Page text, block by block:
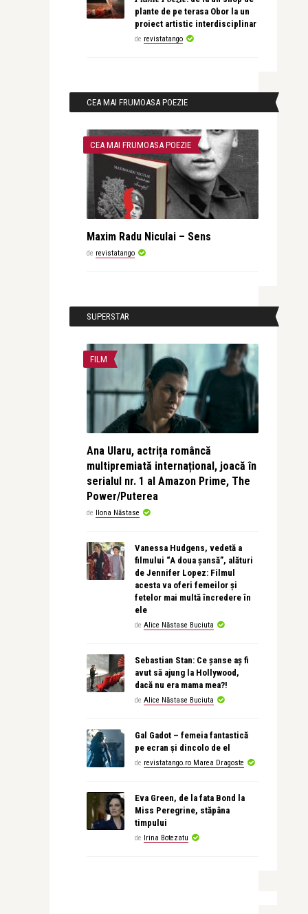
plante de pe terasa Obor la un
proiect artistic interdisciplinar
de revistatango
CEA MAI FRUMOASA POEZIE
CEA MAI FRUMOASA POEZIE
Maxim Radu Niculai – Sens
de revistatango
SUPERSTAR
FILM
Ana Ularu, actrița româncă
multipremiată internațional, joacă în
serialul nr. 1 al Amazon Prime, The
Power/Puterea
de Ilona Năstase
Vanessa Hudgens, vedetă a
filmului “A doua șansă”, alături
de Jennifer Lopez: Filmul
acesta va oferi femeilor și
fetelor mai multă încredere în
ele
de Alice Năstase Buciuta
Sebastian Stan: Ce șanse aș fi
avut să ajung la Hollywood,
dacă nu era mama mea?!
de Alice Năstase Buciuta
Gal Gadot – femeia fantastică
pe ecran și dincolo de el
de revistatango.ro Marea Dragoste
Eva Green, de la fata Bond la
Miss Peregrine, stăpâna
timpului
de Irina Botezatu